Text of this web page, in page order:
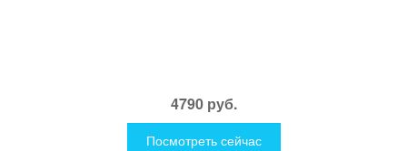
4790 руб.
Посмотреть сейчас